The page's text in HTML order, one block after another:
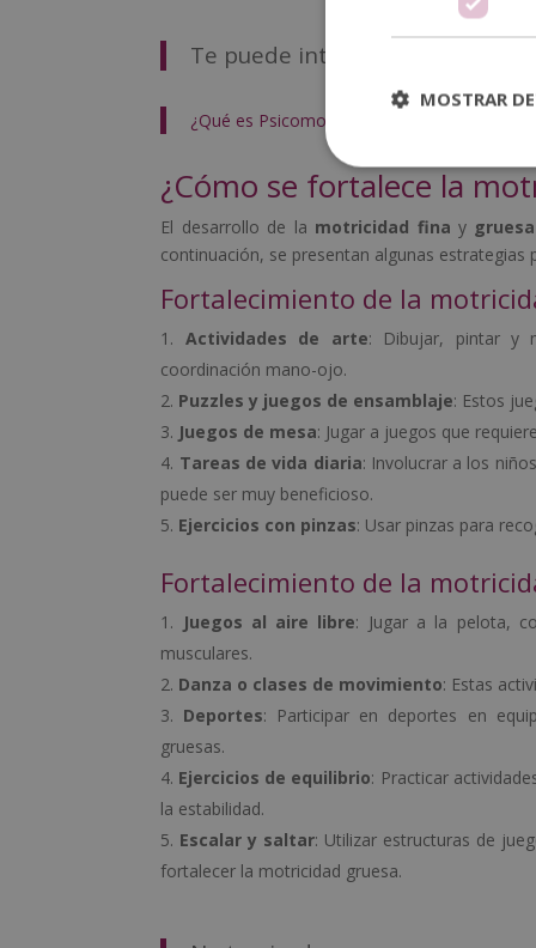
Te puede interesar:
¿Qué es Psicomotricidad y Cómo
¿Cómo se fortalece la
El desarrollo de la motricidad fina y gruesa
continuación, se presentan algunas
Fortalecimiento de la
Actividades de arte: Dibujar, pintar y
coordinación mano-ojo.
Puzzles y juegos de ensamblaje: Estos
Juegos de mesa: Jugar a juegos que
Tareas de vida diaria: Involucrar a los
puede ser muy beneficioso.
Ejercicios con pinzas: Usar pinzas para
Fortalecimiento de la
Juegos al aire libre: Jugar a la pelota,
musculares.
Danza o clases de movimiento: Estas
Deportes: Participar en deportes en
gruesas.
Ejercicios de equilibrio: Practicar
la estabilidad.
Escalar y saltar: Utilizar estructuras de
fortalecer la motricidad gruesa.
MOSTRAR